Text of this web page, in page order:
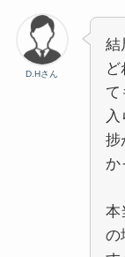
D.Hさん
結
ど
て
捗
か
本
の